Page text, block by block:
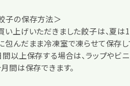
子の保存方法＞
い上げいただきました餃子は、夏
包んだまま冷凍室で凍らせて保存し
以上保存する場合は、ラップやビ
間は保存できます。